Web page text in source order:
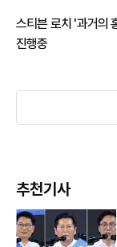
스티븐 로치 '과거의
진행중
추천기사